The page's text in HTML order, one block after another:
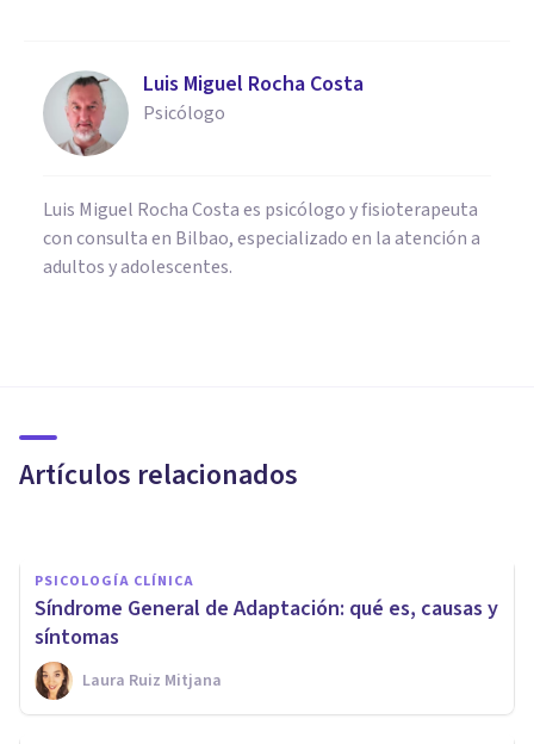
Luis Miguel Rocha Costa
Psicólogo
Luis Miguel Rocha Costa es psicólogo y fisioterapeuta
con consulta en Bilbao, especializado en la atención a
adultos y adolescentes.
Artículos relacionados
psiquiátrica
PSICOLOGÍA CLÍNICA
Síndrome General de Adaptación: qué es, causas y
síntomas
Laura Ruiz Mitjana